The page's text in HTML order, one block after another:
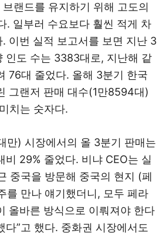
랜드를 유지하기 위해 고도의
. 일부러 수요보다 훨씬 적게 차
이번 실적 보고서를 보면 지난 3
인도 수는 3383대로, 지난해 같
76대 줄었다. 올해 3분기 한국
그랜저 판매 대수(1만8594대)
치는 숫자다.
만) 시장에서의 올 3분기 판매는
비 29% 줄었다. 비냐 CEO는 실
중국을 방문해 중국의 현지 (페
를 만나 얘기했더니, 모두 페라
올바른 방식으로 이뤄져야 한다
다”고 했다. 중화권 시장에서도